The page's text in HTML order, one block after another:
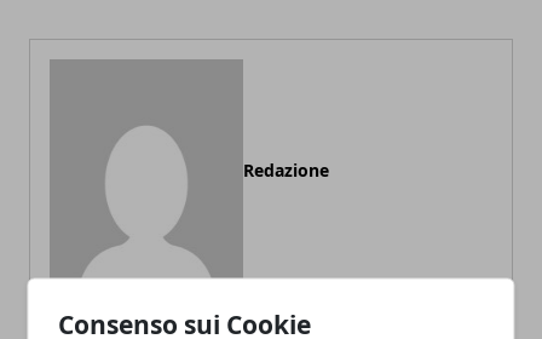
Consenso sui Cookie
Redazione